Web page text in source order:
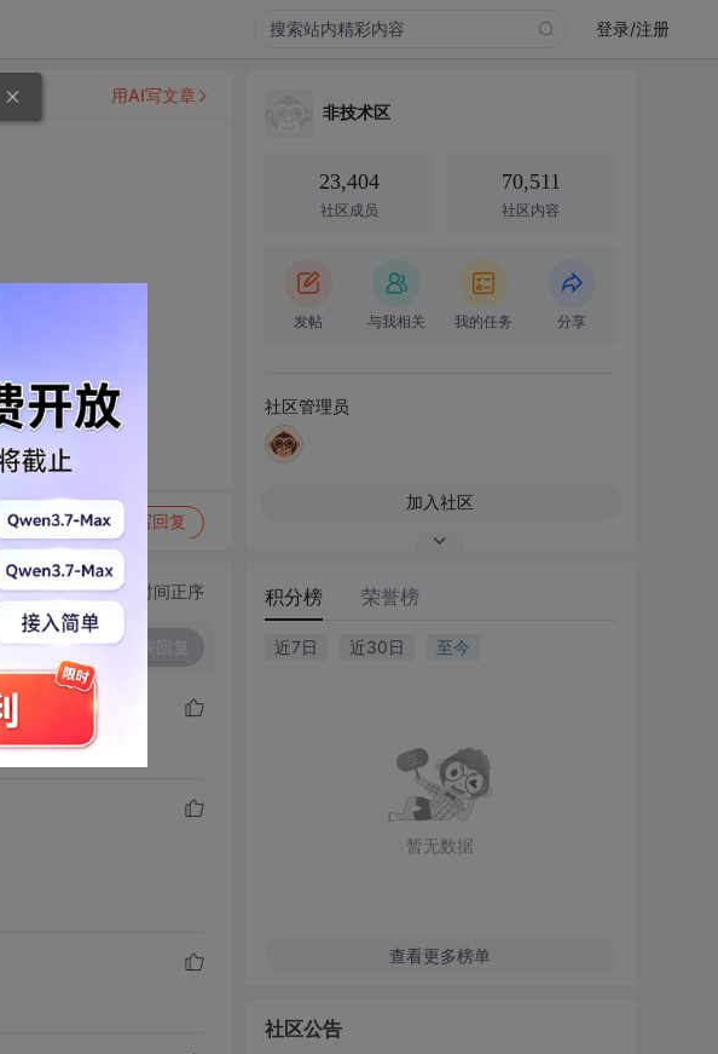
登录/注册
写回复
用AI写文章
切换为时间正序
发表回复
非技术区
23,404
社区成员
70,511
社区内容
发帖 与我相关 我的任务 分享
社区管理员
加入社区
积分榜 荣誉榜
近7日 近30日 至今
暂无数据
查看更多榜单
社区公告